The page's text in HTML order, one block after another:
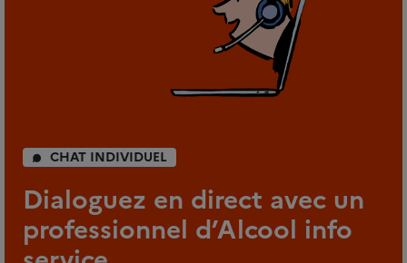
CHAT INDIVIDUEL
Dialoguez en direct avec un
professionnel d’Alcool info